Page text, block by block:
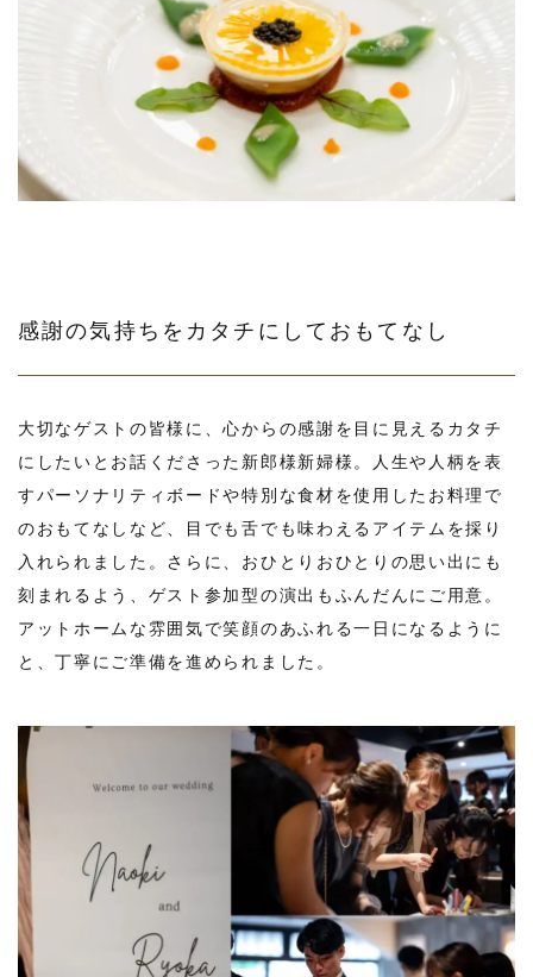
感謝の気持ちをカタチにしておもてなし
大切なゲストの皆様に、心からの感謝を目に見えるカタチ
にしたいとお話くださった新郎様新婦様。人生や人柄を表
すパーソナリティボードや特別な食材を使用したお料理で
のおもてなしなど、目でも舌でも味わえるアイテムを採り
入れられました。さらに、おひとりおひとりの思い出にも
刻まれるよう、ゲスト参加型の演出もふんだんにご用意。
アットホームな雰囲気で笑顔のあふれる一日になるように
と、丁寧にご準備を進められました。